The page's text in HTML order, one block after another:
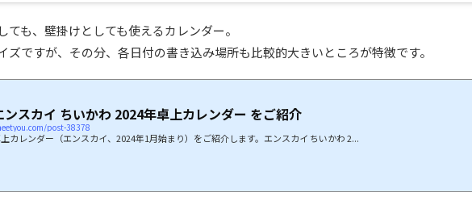
も、壁掛けとしても使えるカレンダー。
ですが、その分、各日付の書き込み場所も比較的大きいところが特徴です。
スカイ ちいかわ 2024年卓上カレンダー をご紹介
post-38378
カレンダー（エンスカイ、2024年1月始まり）をご紹介します。エンスカイ ちいかわ 2...